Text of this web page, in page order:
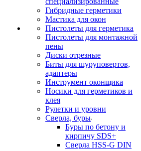
Гибридные герметики
Мастика для окон
Пистолеты для герметика
Пистолеты для монтажной
пены
Диски отрезные
Биты для шуруповертов,
адаптеры
Инструмент оконщика
Носики для герметиков и
клея
Рулетки и уровни
Сверла, буры
Буры по бетону и
кирпичу SDS+
Сверла HSS-G DIN